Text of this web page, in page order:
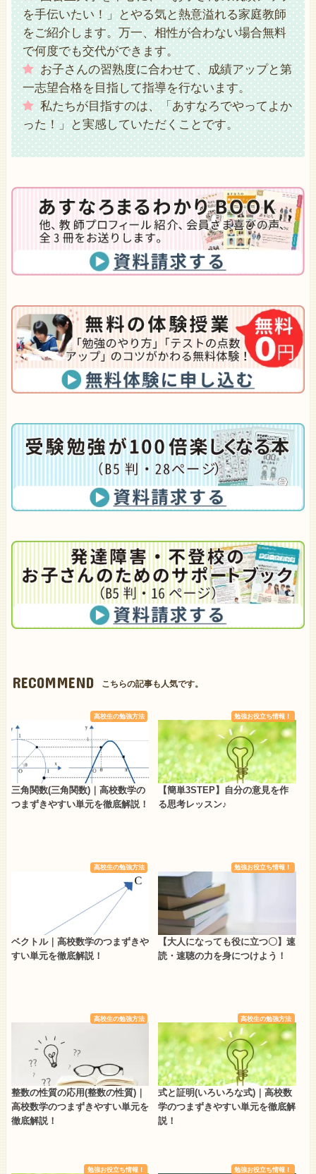
を手伝いたい！」とやる気と熱意溢れる家庭教師
をご紹介します。万一、相性が合わない場合無料
で何度でも交代ができます。
お子さんの習熟度に合わせて、成績アップと第
一志望合格を目指して指導を行ないます。
私たちが目指すのは、「あすなろでやってよか
った！」と実感していただくことです。
RECOMMEND こちらの記事も人気です。
高校生の勉強方法
三角関数(三角関数)｜高校数学の
つまずきやすい単元を徹底解説！
勉強お役立ち情報！
【簡単3STEP】自分の意見を作
る思考レッスン♪
高校生の勉強方法
ベクトル｜高校数学のつまずきや
すい単元を徹底解説！
勉強お役立ち情報！
【大人になっても役に立つ〇】速
読・速聴の力を身につけよう！
高校生の勉強方法
整数の性質の応用(整数の性質)｜
高校数学のつまずきやすい単元を
徹底解説！
高校生の勉強方法
式と証明(いろいろな式)｜高校数
学のつまずきやすい単元を徹底解
説！
勉強お役立ち情報！ 勉強お役立ち情報！